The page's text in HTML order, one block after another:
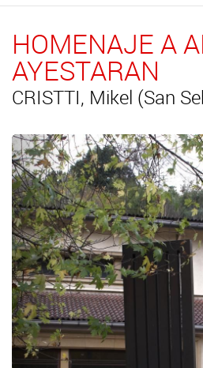
HOMENAJE A
AYESTARAN
CRISTTI, Mikel (San
Anterior